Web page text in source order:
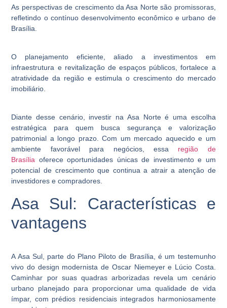
As perspectivas de crescimento da Asa Norte são promissoras,
refletindo o contínuo desenvolvimento econômico e urbano de
Brasília.
O planejamento eficiente, aliado a investimentos em
infraestrutura e revitalização de espaços públicos, fortalece a
atratividade da região e estimula o crescimento do mercado
imobiliário.
Diante desse cenário, investir na Asa Norte é uma escolha
estratégica para quem busca segurança e valorização
patrimonial a longo prazo. Com um mercado aquecido e um
ambiente favorável para negócios, essa região de
Brasília oferece oportunidades únicas de investimento e um
potencial de crescimento que continua a atrair a atenção de
investidores e compradores.
Asa Sul: Características e
vantagens
A Asa Sul, parte do Plano Piloto de Brasília, é um testemunho
vivo do design modernista de Oscar Niemeyer e Lúcio Costa.
Caminhar por suas quadras arborizadas revela um cenário
urbano planejado para proporcionar uma qualidade de vida
ímpar, com prédios residenciais integrados harmoniosamente